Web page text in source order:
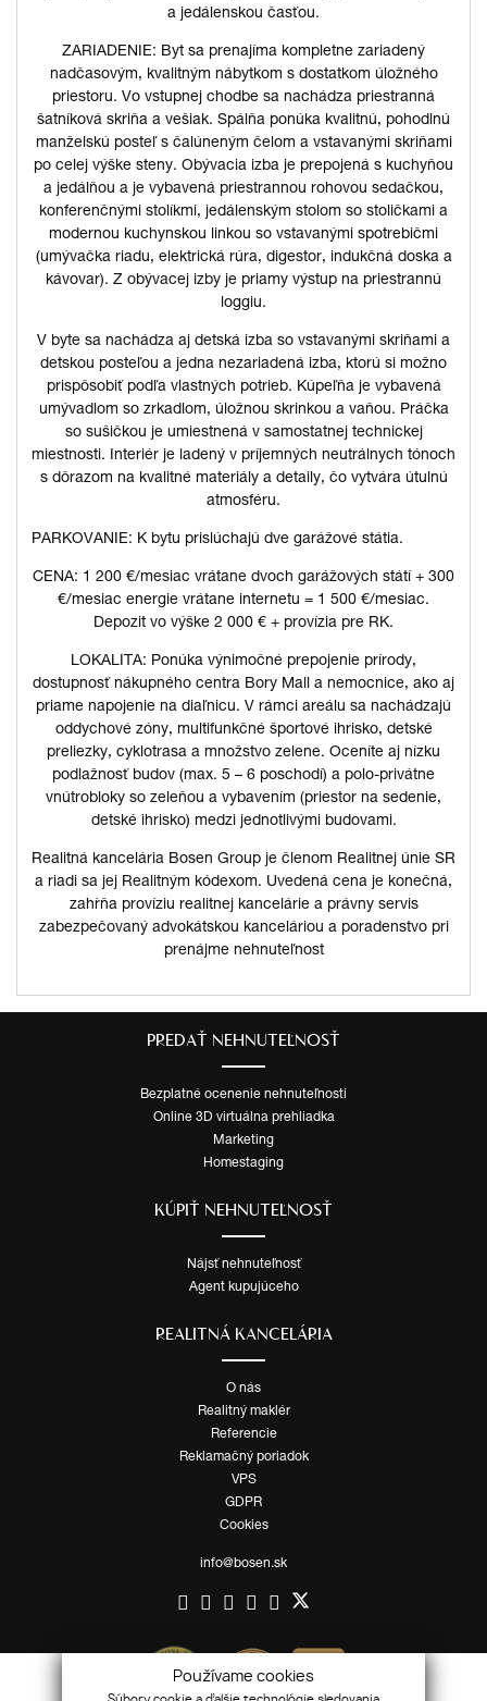
Používame cookies
a jedálenskou časťou.
ZARIADENIE: Byt sa prenajíma kompletne zariadený
nadčasovým, kvalitným nábytkom s dostatkom úložného
priestoru. Vo vstupnej chodbe sa nachádza priestranná
šatníková skriňa a vešiak. Spálňa ponúka kvalitnú, pohodlnú
manželskú posteľ s čalúneným čelom a vstavanými skriňami
po celej výške steny. Obývacia izba je prepojená s kuchyňou
a jedálňou a je vybavená priestrannou rohovou sedačkou,
konferenčnými stolíkmi, jedálenským stolom so stoličkami a
modernou kuchynskou linkou so vstavanými spotrebičmi
(umývačka riadu, elektrická rúra, digestor, indukčná doska a
kávovar). Z obývacej izby je priamy výstup na priestrannú
loggiu.
V byte sa nachádza aj detská izba so vstavanými skriňami a
detskou posteľou a jedna nezariadená izba, ktorú si možno
prispôsobiť podľa vlastných potrieb. Kúpeľňa je vybavená
umývadlom so zrkadlom, úložnou skrinkou a vaňou. Práčka
so sušičkou je umiestnená v samostatnej technickej
miestnosti. Interiér je ladený v príjemných neutrálnych tónoch
s dôrazom na kvalitné materiály a detaily, čo vytvára útulnú
atmosféru.
PARKOVANIE: K bytu prislúchajú dve garážové státia.
CENA: 1 200 €/mesiac vrátane dvoch garážových státí + 300
€/mesiac energie vrátane internetu = 1 500 €/mesiac.
Depozit vo výške 2 000 € + provízia pre RK.
LOKALITA: Ponúka výnimočné prepojenie prírody,
dostupnosť nákupného centra Bory Mall a nemocnice, ako aj
priame napojenie na diaľnicu. V rámci areálu sa nachádzajú
oddychové zóny, multifunkčné športové ihrisko, detské
preliezky, cyklotrasa a množstvo zelene. Oceníte aj nízku
podlažnosť budov (max. 5 – 6 poschodí) a polo-privátne
vnútrobloky so zeleňou a vybavením (priestor na sedenie,
detské ihrisko) medzi jednotlivými budovami.
Realitná kancelária Bosen Group je členom Realitnej únie SR
a riadi sa jej Realitným kódexom. Uvedená cena je konečná,
zahŕňa províziu realitnej kancelárie a právny servis
zabezpečovaný advokátskou kanceláriou a poradenstvo pri
prenájme nehnuteľnost
PREDAŤ NEHNUTEĽNOSŤ
Bezplatné ocenenie nehnuteľnosti
Online 3D virtuálna prehliadka
Marketing
Homestaging
KÚPIŤ NEHNUTEĽNOSŤ
Nájsť nehnuteľnosť
Agent kupujúceho
REALITNÁ KANCELÁRIA
O nás
Realitný maklér
Referencie
Reklamačný poriadok
VPS
GDPR
Cookies
info@bosen.sk